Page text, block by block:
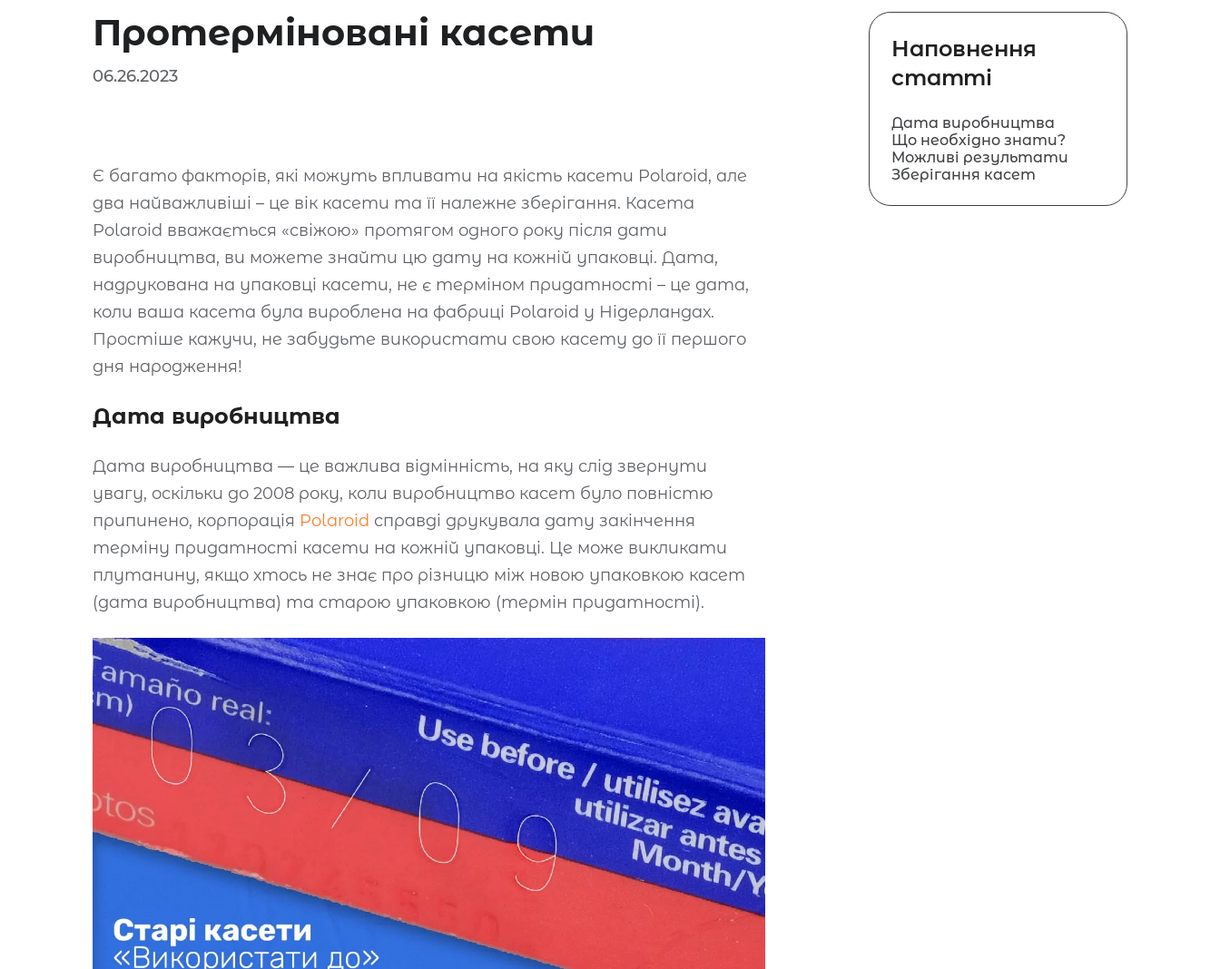
Протерміновані касети
06.26.2023
Є багато факторів, які можуть впливати на якість касети Polaroid, але
два найважливіші – це вік касети та її належне зберігання. Касета
Polaroid вважається «свіжою» протягом одного року після дати
виробництва, ви можете знайти цю дату на кожній упаковці. Дата,
надрукована на упаковці касети, не є терміном придатності – це дата,
коли ваша касета була вироблена на фабриці Polaroid у Нідерландах.
Простіше кажучи, не забудьте використати свою касету до її першого
дня народження!
Дата виробництва
Дата виробництва — це важлива відмінність, на яку слід звернути
увагу, оскільки до 2008 року, коли виробництво касет було повністю
припинено, корпорація Polaroid справді друкувала дату закінчення
терміну придатності касети на кожній упаковці. Це може викликати
плутанину, якщо хтось не знає про різницю між новою упаковкою касет
(дата виробництва) та старою упаковкою (термін придатності).
Наповнення
статті
Дата виробництва
Що необхідно знати?
Можливі результати
Зберігання касет